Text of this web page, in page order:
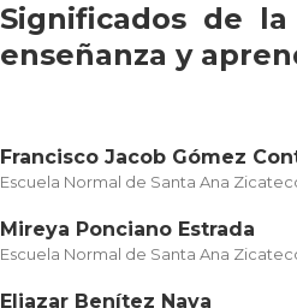
Significados de
enseñanza y
Francisco Jacob Gómez
Escuela Normal de Santa Ana
Mireya Ponciano Estrada
Escuela Normal de Santa Ana
Eliazar Benítez Nava